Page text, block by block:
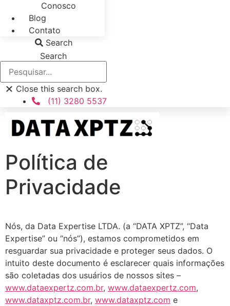
Conosco
Blog
Contato
Search
Search
Close this search box.
(11) 3280 5537
Política de
Privacidade
Nós, da Data Expertise LTDA. (a “DATA XPTZ”, “Data
Expertise” ou “nós”), estamos comprometidos em
resguardar sua privacidade e proteger seus dados. O
intuito deste documento é esclarecer quais informações
são coletadas dos usuários de nossos sites –
www.dataexpertz.com.br, www.dataexpertz.com,
www.dataxptz.com.br, www.dataxptz.com e